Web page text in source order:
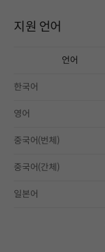
지원 언어
언어
한국어
영어
중국어(번체)
중국어(간체)
일본어